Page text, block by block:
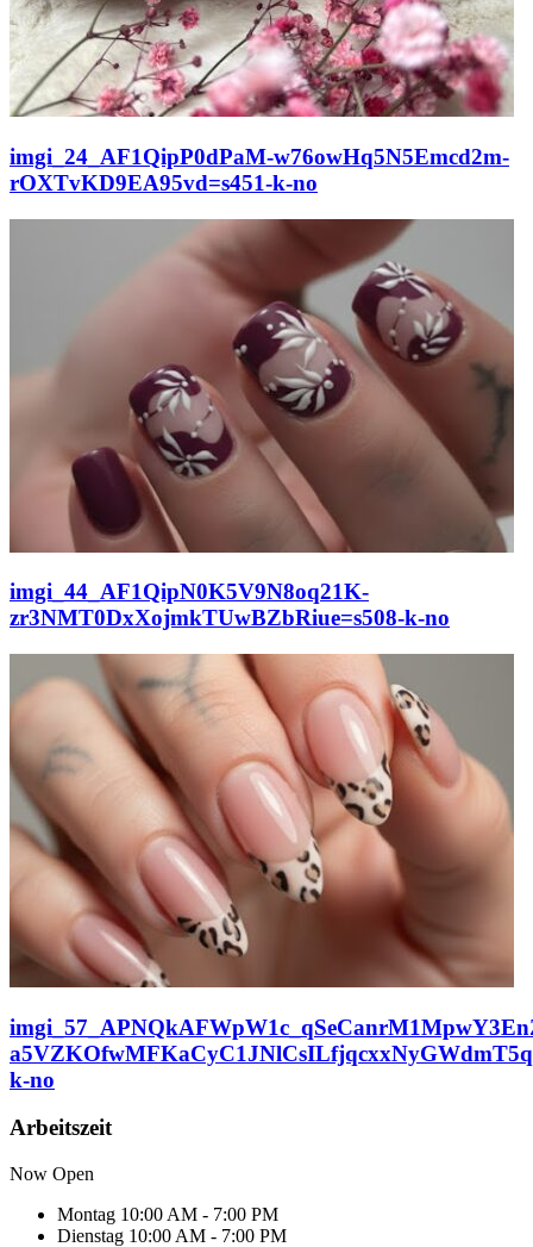
imgi_24_AF1QipP0dPaM-w76owHq5N5Emcd2m-
rOXTvKD9EA95vd=s451-k-no
imgi_44_AF1QipN0K5V9N8oq21K-
zr3NMT0DxXojmkTUwBZbRiue=s508-k-no
k-no
Arbeitszeit
Now Open
Montag 10:00 AM - 7:00 PM
Dienstag 10:00 AM - 7:00 PM